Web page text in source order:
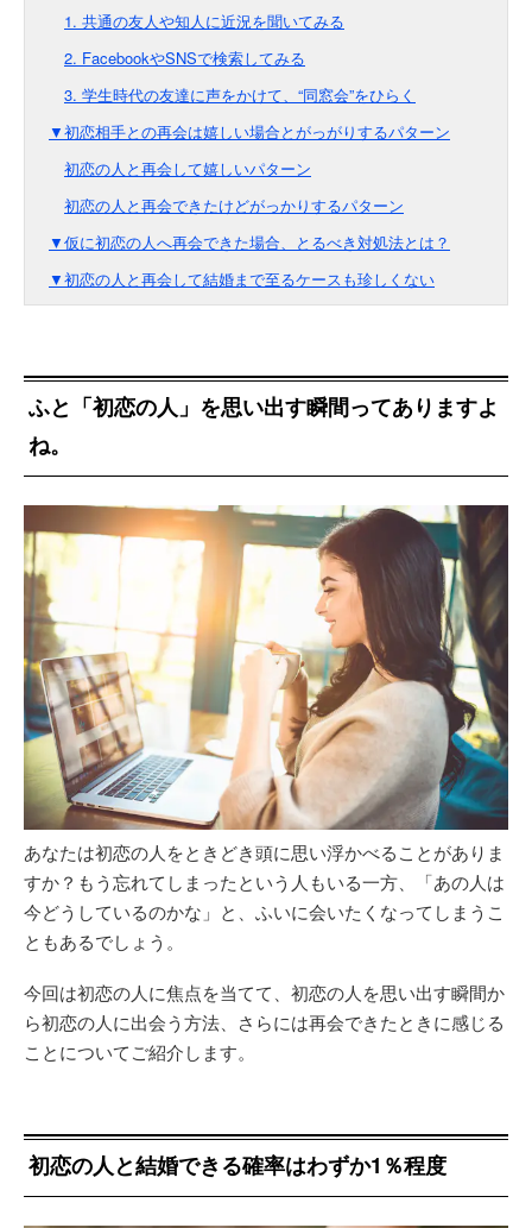
1. 共通の友人や知人に近況を聞いてみる
2. FacebookやSNSで検索してみる
3. 学生時代の友達に声をかけて、“同窓会”をひらく
▼初恋相手との再会は嬉しい場合とがっがりするパターン
初恋の人と再会して嬉しいパターン
初恋の人と再会できたけどがっかりするパターン
▼仮に初恋の人へ再会できた場合、とるべき対処法とは？
▼初恋の人と再会して結婚まで至るケースも珍しくない
ふと「初恋の人」を思い出す瞬間ってありますよ
ね。
あなたは初恋の人をときどき頭に思い浮かべることがありま
すか？もう忘れてしまったという人もいる一方、「あの人は
今どうしているのかな」と、ふいに会いたくなってしまうこ
ともあるでしょう。
今回は初恋の人に焦点を当てて、初恋の人を思い出す瞬間か
ら初恋の人に出会う方法、さらには再会できたときに感じる
ことについてご紹介します。
初恋の人と結婚できる確率はわずか1％程度